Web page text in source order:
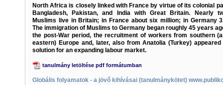
North Africa is closely linked with France by virtue of its colonial
Bangladesh, Pakistan, and India with Great Britain. Nearly
Muslims live in Britain; in France about six million; in Germany
The immigration of Muslims to Germany began roughly 45 years
the post-War period, the recruitment of workers from southern
eastern) Europe and, later, also from Anatolia (Turkey)
solution for an expanding labour market.
tanulmány letöltése pdf formátumban
Globális folyamatok - a jövő kihívásai (tanulmánykötet)